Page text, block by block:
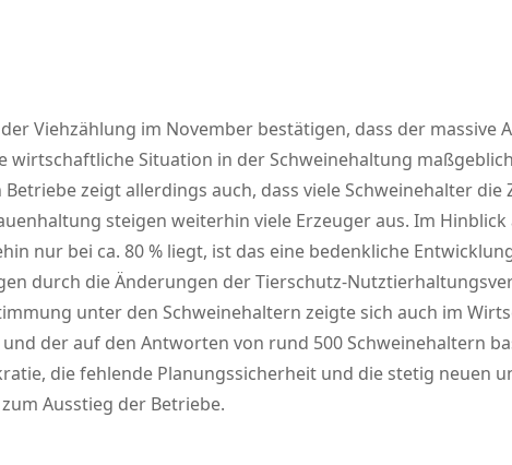
Viehzählung im November bestätigen, dass der
wirtschaftliche Situation in der Schweinehaltung
zeigt allerdings auch, dass viele Schweinehalter
steigen weiterhin viele Erzeuger aus. Im
nur bei ca. 80 % liegt, ist das eine bedenkliche
durch die Änderungen der Tierschutz-
unter den Schweinehaltern zeigte sich auch im
der auf den Antworten von rund 500 Schweinehaltern
die fehlende Planungssicherheit und die stetig neuen
Ausstieg der Betriebe.